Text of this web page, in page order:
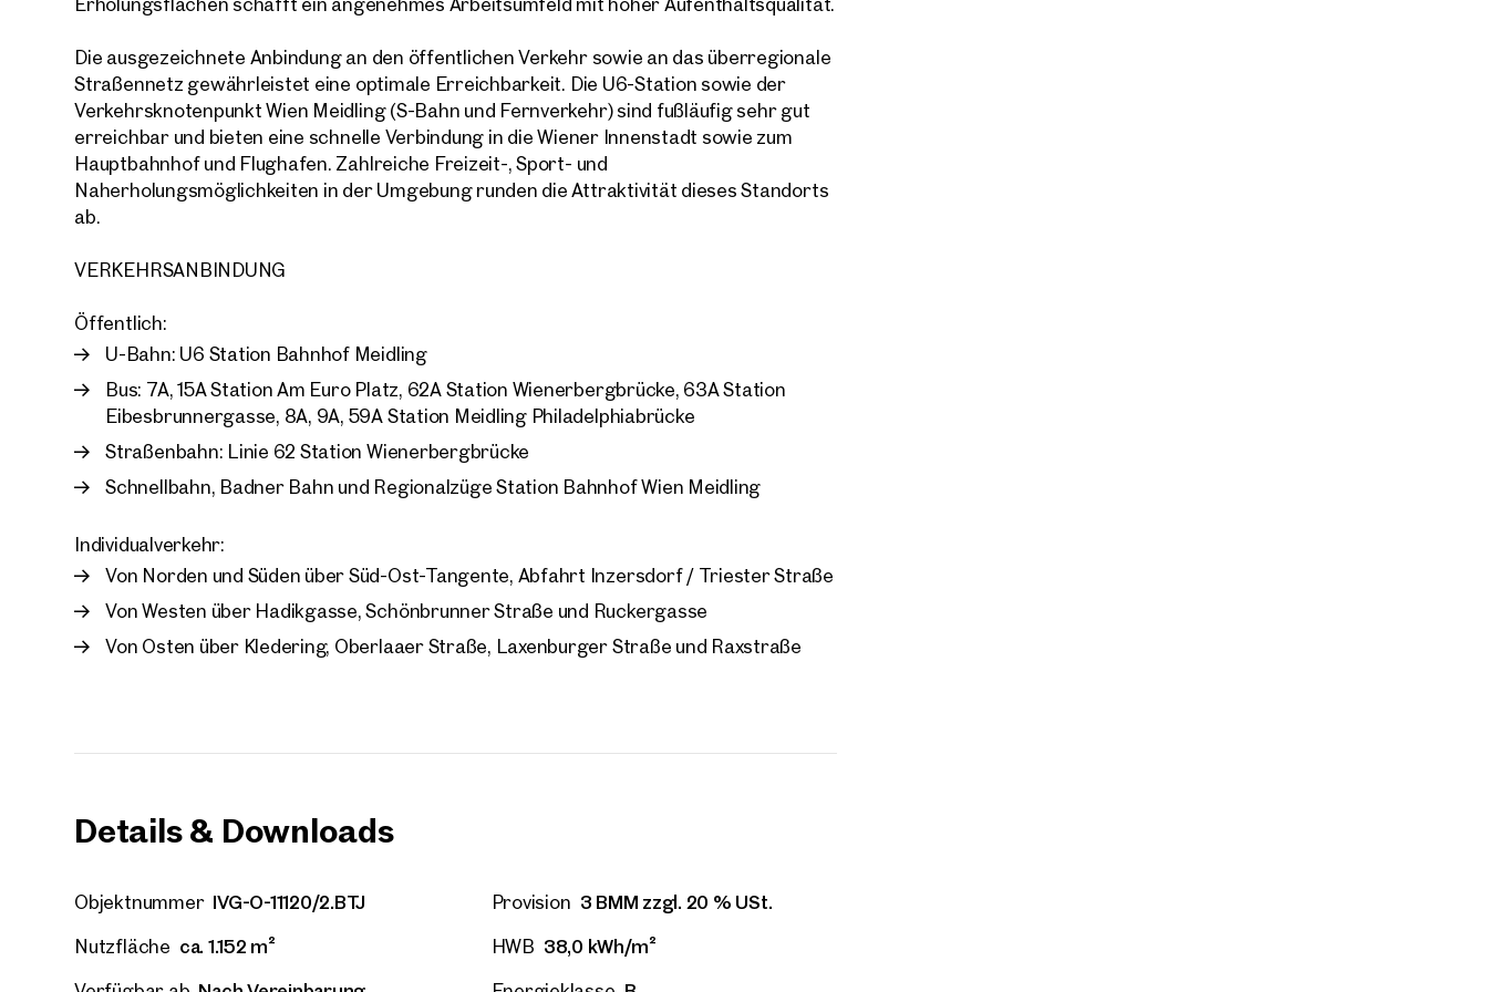
Die ausgezeichnete Anbindung an den öffentlichen Verkehr sowie an das überregionale
Straßennetz gewährleistet eine optimale Erreichbarkeit. Die U6-Station sowie der
Verkehrsknotenpunkt Wien Meidling (S-Bahn und Fernverkehr) sind fußläufig sehr gut
erreichbar und bieten eine schnelle Verbindung in die Wiener Innenstadt sowie zum
Hauptbahnhof und Flughafen. Zahlreiche Freizeit-, Sport- und
Naherholungsmöglichkeiten in der Umgebung runden die Attraktivität dieses Standorts
ab.
VERKEHRSANBINDUNG
Öffentlich:
U-Bahn: U6 Station Bahnhof Meidling
Bus: 7A, 15A Station Am Euro Platz, 62A Station Wienerbergbrücke, 63A Station
Eibesbrunnergasse, 8A, 9A, 59A Station Meidling Philadelphiabrücke
Straßenbahn: Linie 62 Station Wienerbergbrücke
Schnellbahn, Badner Bahn und Regionalzüge Station Bahnhof Wien Meidling
Individualverkehr:
Von Norden und Süden über Süd-Ost-Tangente, Abfahrt Inzersdorf / Triester Straße
Von Westen über Hadikgasse, Schönbrunner Straße und Ruckergasse
Von Osten über Kledering, Oberlaaer Straße, Laxenburger Straße und Raxstraße
Details & Downloads
Objektnummer IVG-O-11120/2.BTJ
Nutzfläche ca. 1.152 m²
Provision 3 BMM zzgl. 20 % USt.
HWB 38,0 kWh/m²
E-Mail Adresse
Telefonnummer (optional)
Rückruf-Service(optional)
Anfrage Absenden
Immobilien
in der Nähe
Anrufen oder Rückruf vereinbaren